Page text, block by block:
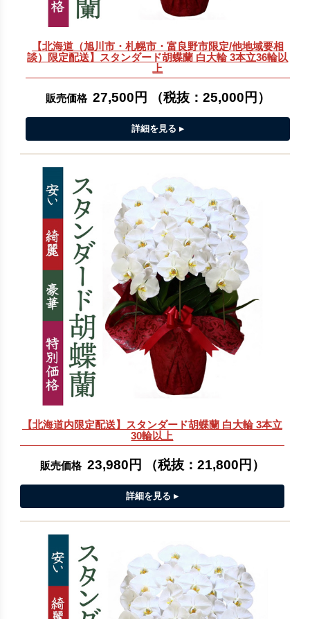
【北海道（旭川市・札幌市・富良野市限定/他地域要相
談）限定配送】スタンダード胡蝶蘭 白大輪 3本立36輪以
上
販売価格 27,500円 （税抜： 25,000円 ）
【北海道内限定配送】スタンダード胡蝶蘭 白大輪 3本立
30輪以上
販売価格 23,980円 （税抜： 21,800円 ）